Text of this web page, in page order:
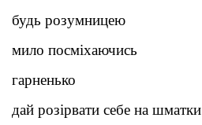
будь розумницею
мило посміхаючись
гарненько
дай розірвати себе на шматки